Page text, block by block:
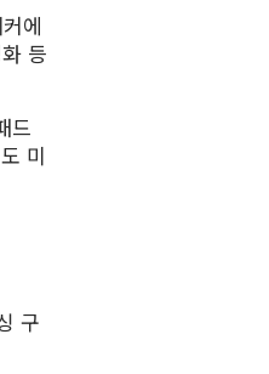
에
등
드
미
구